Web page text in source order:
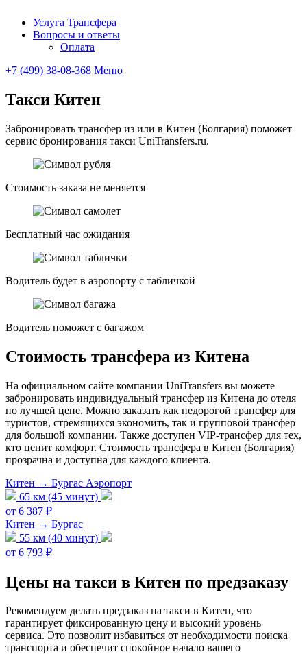
Услуга Трансфера
Вопросы и ответы
Оплата
+7 (499) 38-08-368 Меню
Такси Китен
Забронировать трансфер из или в Китен (Болгария) поможет
сервис бронирования такси UniTransfers.ru.
Стоимость заказа не меняется
Бесплатный час ожидания
Водитель будет в аэропорту с табличкой
Водитель поможет с багажом
Стоимость трансфера из Китена
На официальном сайте компании UniTransfers вы можете
забронировать индивидуальный трансфер из Китена до отеля
по лучшей цене. Можно заказать как недорогой трансфер для
туристов, стремящихся экономить, так и групповой трансфер
для большой компании. Также доступен VIP-трансфер для тех,
кто ценит комфорт. Стоимость трансфера в Китен (Болгария)
прозрачна и доступна для каждого клиента.
Китен → Бургас Аэропорт
65 км (45 минут)
от 6 387 ₽
Китен → Бургас
55 км (40 минут)
от 6 793 ₽
Цены на такси в Китен по предзаказу
Рекомендуем делать предзаказ на такси в Китен, что
гарантирует фиксированную цену и высокий уровень
сервиса. Это позволит избавиться от необходимости поиска
транспорта и обеспечит спокойное начало вашего